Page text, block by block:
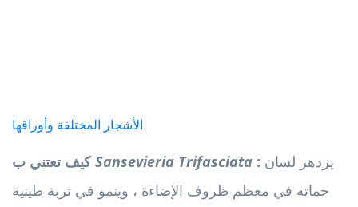
الأشجار المختلفة وأوراقها
كيف تعتني بSansevieria Trifasciata :
حماته في معظم ظروف الإضاءة ، وينمو في تربة طينية